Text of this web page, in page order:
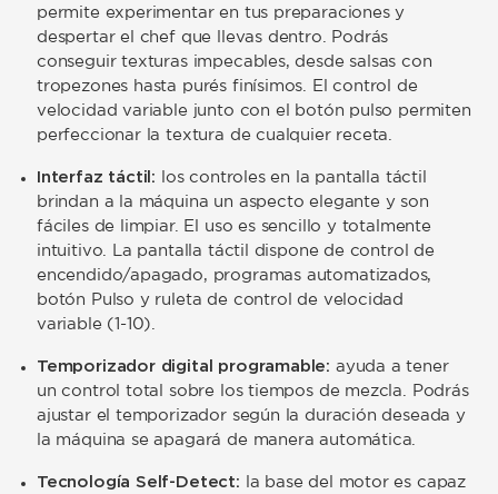
permite experimentar en tus preparaciones y
despertar el chef que llevas dentro. Podrás
conseguir texturas impecables, desde salsas con
tropezones hasta purés finísimos. El control de
velocidad variable junto con el botón pulso permiten
perfeccionar la textura de cualquier receta.
Interfaz táctil: los controles en la pantalla táctil
brindan a la máquina un aspecto elegante y son
fáciles de limpiar. El uso es sencillo y totalmente
intuitivo. La pantalla táctil dispone de control de
encendido/apagado, programas automatizados,
botón Pulso y ruleta de control de velocidad
variable (1-10).
Temporizador digital programable: ayuda a tener
un control total sobre los tiempos de mezcla. Podrás
ajustar el temporizador según la duración deseada y
la máquina se apagará de manera automática.
Tecnología Self-Detect: la base del motor es capaz